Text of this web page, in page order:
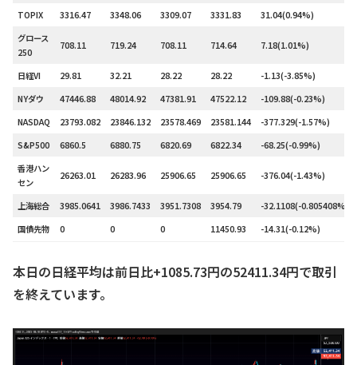
TOPIX
3316.47 3348.06 3309.07 3331.83
31.04(0.94%)
グロース
250
708.11 719.24 708.11 714.64 7.18(1.01%)
日経VI 29.81 32.21 28.22 28.22
-1.13(-3.85%)
NYダウ
47446.88 48014.92 47381.91 47522.12
-109.88(-0.23%)
NASDAQ
23793.082 23846.132 23578.469 23581.144
-377.329(-1.57%)
S&P500
6860.5 6880.75 6820.69 6822.34
-68.25(-0.99%)
香港ハン
セン
26263.01 26283.96 25906.65 25906.65 -376.04(-1.43%)
上海総合 3985.0641 3986.7433 3951.7308 3954.79
-32.1108(-0.805408%)
国債先物
0 0 0 11450.93 -14.31(-0.12%)
本日の日経平均は前日比+1085.73円の52411.34円で取引
を終えています。